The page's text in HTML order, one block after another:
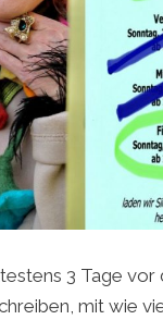
3 Tage vor
mit wie